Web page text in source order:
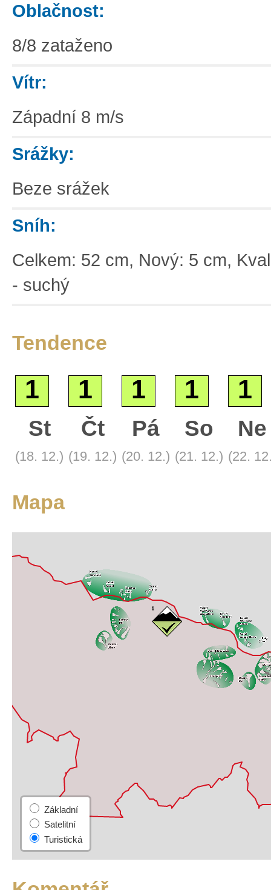
Oblačnost:
8/8 zataženo
Vítr:
Západní 8 m/s
Srážky:
Beze srážek
Sníh:
Celkem: 52 cm, Nový: 5 cm,
- suchý
Tendence
1 1 1 1 1
St
(18. 12.)
Čt
(19. 12.)
Pá
(20. 12.)
So
(21. 12.)
Ne
(22.
Mapa
Satelitní